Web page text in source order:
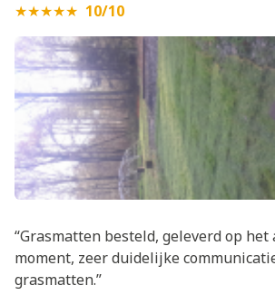
★★★★★ 10/10
“Grasmatten besteld, geleverd op
moment, zeer duidelijke
grasmatten.”